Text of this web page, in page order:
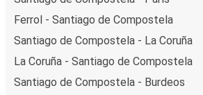
Ferrol - Santiago de Compostela
Santiago de Compostela - La Coruña
La Coruña - Santiago de Compostela
Santiago de Compostela - Burdeos